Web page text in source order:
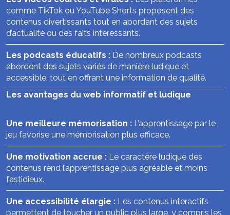
comme TikTok ou YouTube Shorts proposent des
contenus divertissants tout en abordant des sujets
d’actualité ou des faits intéressants.
Les podcasts éducatifs : De nombreux podcasts
abordent des sujets variés de manière ludique et
accessible, tout en offrant une information de qualité.
Les avantages du web informatif et ludique
Une meilleure mémorisation : L’apprentissage par le
jeu favorise une mémorisation plus efficace.
Une motivation accrue : Le caractère ludique des
contenus rend l’apprentissage plus agréable et moins
fastidieux.
Une accessibilité élargie : Les contenus interactifs
permettent de toucher un public plus large, y compris les